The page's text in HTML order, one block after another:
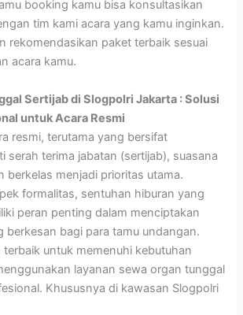
booking kamu bisa konsultasikan
tim kami acara yang kamu inginkan.
rekomendasikan paket terbaik sesuai
acara kamu.
Sertijab di Slogpolri Jakarta : Solusi
untuk Acara Resmi
resmi, terutama yang bersifat
serah terima jabatan (sertijab), suasana
berkelas menjadi prioritas utama.
formalitas, sentuhan hiburan yang
peran penting dalam menciptakan
berkesan bagi para tamu undangan.
terbaik untuk memenuhi kebutuhan
layanan sewa organ tunggal
Khususnya di kawasan Slogpolri